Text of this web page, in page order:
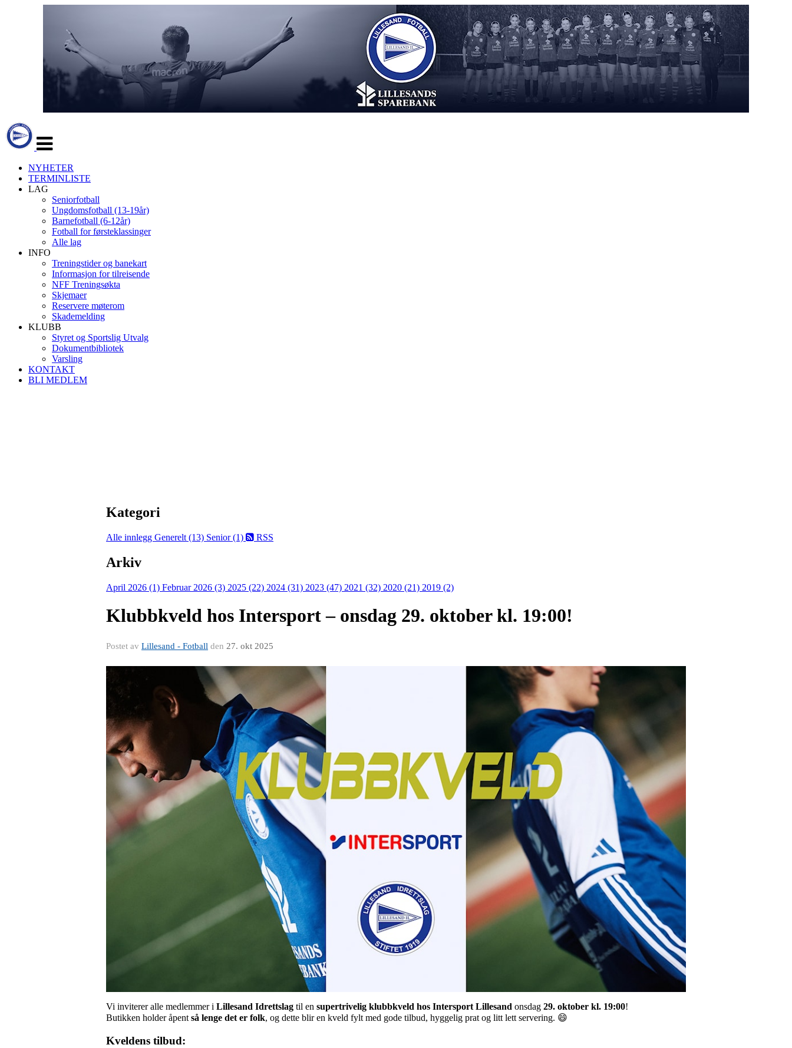
navigasjon
NYHETER
TERMINLISTE
LAG
Seniorfotball
Ungdomsfotball (13-19år)
Barnefotball (6-12år)
Fotball for førsteklassinger
Alle lag
INFO
Treningstider og banekart
Informasjon for tilreisende
NFF Treningsøkta
Skjemaer
Reservere møterom
Skademelding
KLUBB
Styret og Sportslig Utvalg
Dokumentbibliotek
Varsling
KONTAKT
BLI MEDLEM
Kategori
Alle innlegg Generelt (13) Senior (1) RSS
Arkiv
April 2026 (1) Februar 2026 (3) 2025 (22) 2024 (31) 2023 (47) 2021 (32) 2020 (21) 2019 (2)
Klubbkveld hos Intersport – onsdag 29. oktober kl. 19:00!
Postet av Lillesand - Fotball den 27. okt 2025
Vi inviterer alle medlemmer i Lillesand Idrettslag til en supertrivelig klubbkveld hos Intersport Lillesand onsdag 29. oktober kl. 19:00!
Butikken holder åpent så lenge det er folk, og dette blir en kveld fylt med gode tilbud, hyggelig prat og litt lett servering. 😄
Kveldens tilbud: